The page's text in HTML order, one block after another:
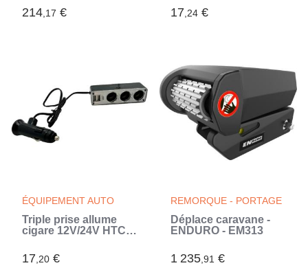
(Gris)
214,17 €
- Cordon rouge 20cm
- Fusible et LED de
17,24 €
ÉQUIPEMENT AUTO
Triple prise allume
cigare 12V/24V HTC
USB-A 3.1A - 5A
(Gris)
17,20 €
REMORQUE - PORTAGE
Déplace caravane -
ENDURO - EM313
1 235,91 €